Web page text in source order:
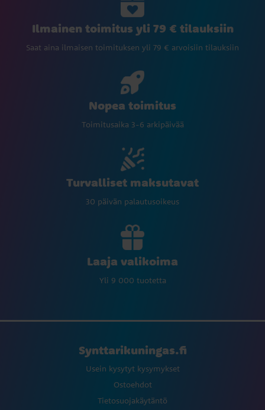
Ilmainen toimitus yli 79 € tilauksiin
Saat aina ilmaisen toimituksen yli 79 € arvoisiin tilauksiin
Nopea toimitus
Toimitusaika 3-6 arkipäivää
Turvalliset maksutavat
30 päivän palautusoikeus
Laaja valikoima
Yli 9 000 tuotetta
Synttarikuningas.fi
Usein kysytyt kysymykset
Ostoehdot
Tietosuojakäytäntö